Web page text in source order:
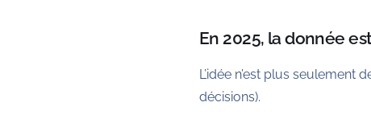
En 2025, la donnée
L’idée n’est plus
décisions).